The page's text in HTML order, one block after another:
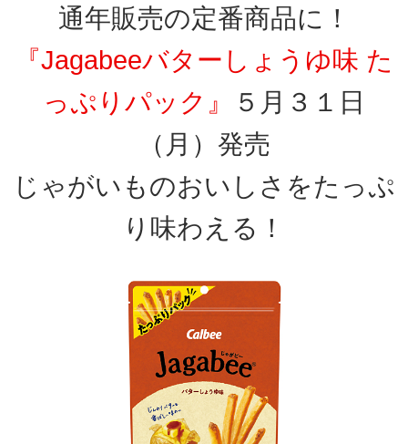
通年販売の定番商品に！
『Jagabeeバターしょうゆ味 た
っぷりパック』 ５月３１日
（月）発売
じゃがいものおいしさをたっぷ
り味わえる！